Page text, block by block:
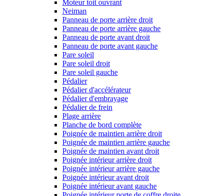
Moteur toit ouvrant
Neiman
Panneau de porte arrière droit
Panneau de porte arrière gauche
Panneau de porte avant droit
Panneau de porte avant gauche
Pare soleil
Pare soleil droit
Pare soleil gauche
Pédalier
Pédalier d'accélérateur
Pédalier d'embrayage
Pédalier de frein
Plage arrière
Planche de bord complète
Poignée de maintien arrière droit
Poignée de maintien arrière gauche
Poignée de maintien avant droit
Poignée intérieur arrière droit
Poignée intérieur arrière gauche
Poignée intérieur avant droit
Poignée intérieur avant gauche